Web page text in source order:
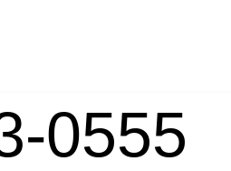
0555